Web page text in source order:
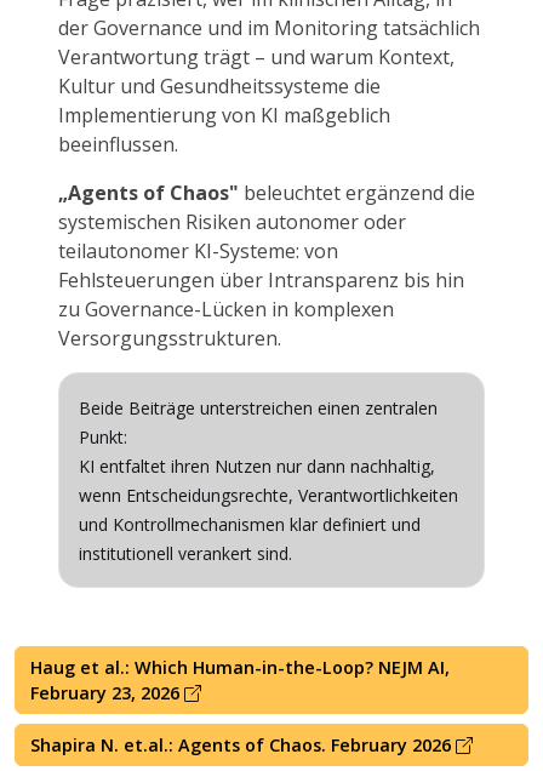
der Governance und im Monitoring tatsächlich
Verantwortung trägt – und warum Kontext,
Kultur und Gesundheitssysteme die
Implementierung von KI maßgeblich
beeinflussen.
„Agents of Chaos" beleuchtet ergänzend die
systemischen Risiken autonomer oder
teilautonomer KI-Systeme: von
Fehlsteuerungen über Intransparenz bis hin
zu Governance-Lücken in komplexen
Versorgungsstrukturen.
Beide Beiträge unterstreichen einen zentralen
Punkt:
KI entfaltet ihren Nutzen nur dann nachhaltig,
wenn Entscheidungsrechte, Verantwortlichkeiten
und Kontrollmechanismen klar definiert und
institutionell verankert sind.
Haug et al.: Which Human-in-the-Loop? NEJM AI,
February 23, 2026
Shapira N. et.al.: Agents of Chaos. February 2026